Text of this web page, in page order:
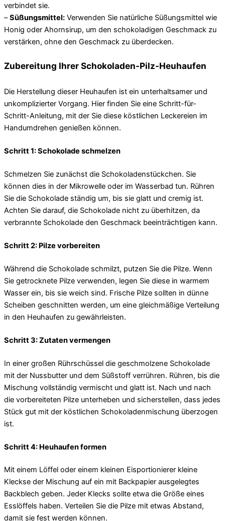
verbindet sie.
–Süßungsmittel: Verwenden Sie natürliche Süßungsmittel wie
Honig oder Ahornsirup, um den schokoladigen Geschmack zu
verstärken, ohne den Geschmack zu überdecken.
Zubereitung Ihrer Schokoladen-Pilz-Heuhaufen
Die Herstellung dieser Heuhaufen ist ein unterhaltsamer und
unkomplizierter Vorgang. Hier finden Sie eine Schritt-für-
Schritt-Anleitung, mit der Sie diese köstlichen Leckereien im
Handumdrehen genießen können.
Schritt 1: Schokolade schmelzen
Schmelzen Sie zunächst die Schokoladenstückchen. Sie
können dies in der Mikrowelle oder im Wasserbad tun. Rühren
Sie die Schokolade ständig um, bis sie glatt und cremig ist.
Achten Sie darauf, die Schokolade nicht zu überhitzen, da
verbrannte Schokolade den Geschmack beeinträchtigen kann.
Schritt 2: Pilze vorbereiten
Während die Schokolade schmilzt, putzen Sie die Pilze. Wenn
Sie getrocknete Pilze verwenden, legen Sie diese in warmem
Wasser ein, bis sie weich sind. Frische Pilze sollten in dünne
Scheiben geschnitten werden, um eine gleichmäßige Verteilung
in den Heuhaufen zu gewährleisten.
Schritt 3: Zutaten vermengen
In einer großen Rührschüssel die geschmolzene Schokolade
mit der Nussbutter und dem Süßstoff verrühren. Rühren, bis die
Mischung vollständig vermischt und glatt ist. Nach und nach
die vorbereiteten Pilze unterheben und sicherstellen, dass jedes
Stück gut mit der köstlichen Schokoladenmischung überzogen
ist.
Schritt 4: Heuhaufen formen
Mit einem Löffel oder einem kleinen Eisportionierer kleine
Kleckse der Mischung auf ein mit Backpapier ausgelegtes
Backblech geben. Jeder Klecks sollte etwa die Größe eines
Esslöffels haben. Verteilen Sie die Pilze mit etwas Abstand,
damit sie fest werden können.